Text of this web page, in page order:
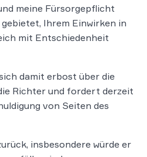
meine Fürsorgepflicht
Ihrem Einwirken in
mit Entschiedenheit
damit erbost über die
Richter und fordert derzeit
von Seiten des
insbesondere würde er